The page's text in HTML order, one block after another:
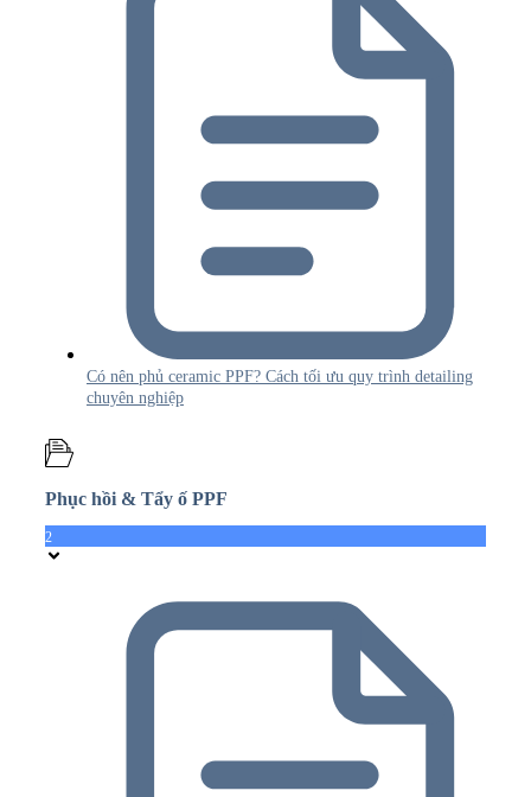
Có nên phủ ceramic PPF? Cách tối ưu quy trình detailing
chuyên nghiệp
Phục hồi & Tẩy ố PPF
2